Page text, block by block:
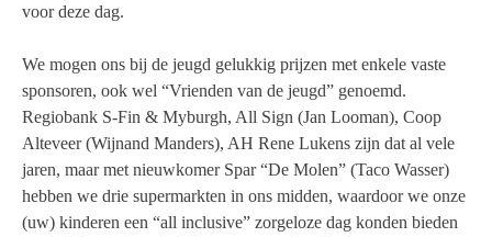
voor deze dag.
We mogen ons bij de jeugd gelukkig prijzen met enkele vaste
sponsoren, ook wel “Vrienden van de jeugd” genoemd.
Regiobank S-Fin & Myburgh, All Sign (Jan Looman), Coop
Alteveer (Wijnand Manders), AH Rene Lukens zijn dat al vele
jaren, maar met nieuwkomer Spar “De Molen” (Taco Wasser)
hebben we drie supermarkten in ons midden, waardoor we onze
(uw) kinderen een “all inclusive” zorgeloze dag konden bieden